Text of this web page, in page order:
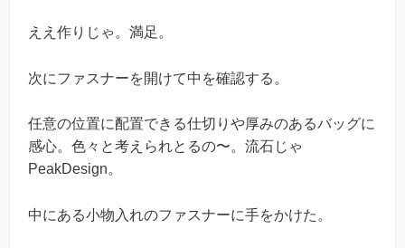
ええ作りじゃ。満足。
次にファスナーを開けて中を確認する。
任意の位置に配置できる仕切りや厚みのあるバッグに
感心。色々と考えられとるの〜。流石じゃ
PeakDesign。
中にある小物入れのファスナーに手をかけた。